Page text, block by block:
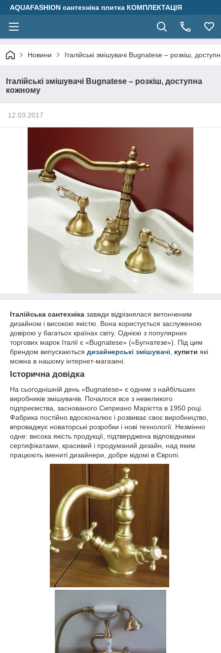
AQUAFASHION сантехніка плитка КОМПЛЕКТАЦІЯ
Новини Італійські змішувачі Bugnatese – розкіш,
Італійські змішувачі Bugnatese – розкіш, доступна
кожному
12.03.2017
Італійська сантехніка завжди відрізнялася витонченим
дизайном і високою якістю. Вона користується заслуженою
довірою у багатьох країнах світу. Однією з популярних
торгових марок Італії є «Bugnatese» («Бугнатезе»). Під цим
брендом випускаються дизайнерські змішувачі купити які
можна в нашому інтернет-магазині.
Історична довідка
На сьогоднішній день «Bugnatese» є одним з найбільших
виробників змішувачів. Почалося все з невеликого
підприємства, заснованого Сиприано Марієтта в 1950 році.
Фабрика постійно вдосконалює і розвиває своє виробництво,
впроваджує новаторські розробки і нові технології. Незмінно
одне: висока якість продукції, підтверджена відповідними
сертифікатами, красивий і продуманий дизайн, над яким
працюють імениті дизайнери, добре відомі в Європі.